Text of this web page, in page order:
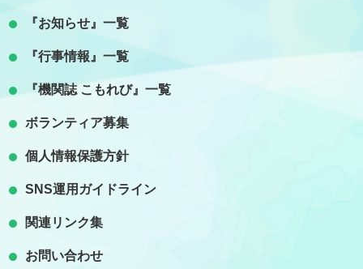
『お知らせ』一覧
『行事情報』一覧
『機関誌 こもれび』一覧
ボランティア募集
個人情報保護方針
SNS運用ガイドライン
関連リンク集
お問い合わせ